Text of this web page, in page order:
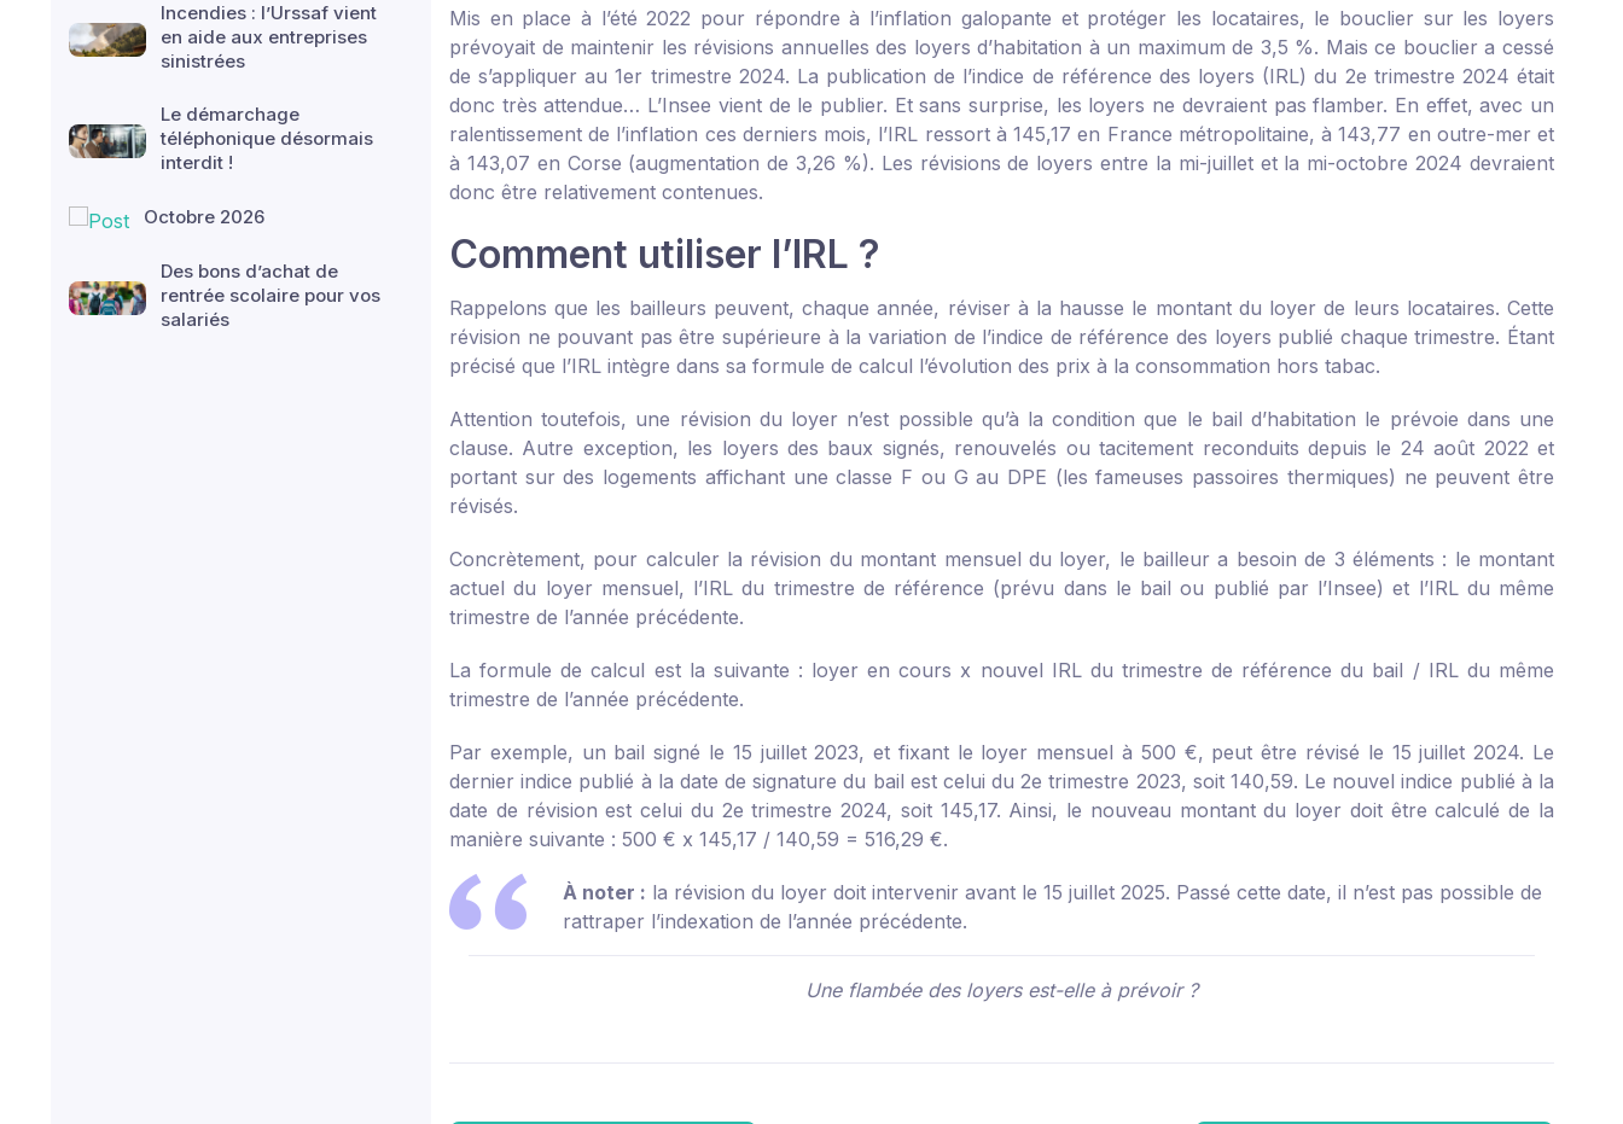
Incendies : l’Urssaf vient
en aide aux entreprises
sinistrées
Le démarchage
téléphonique désormais
interdit !
Octobre 2026
Des bons d’achat de
rentrée scolaire pour vos
salariés
Mis en place à l’été 2022 pour répondre à l’inflation galopante et protéger les locataires, le bouclier sur les loyers
prévoyait de maintenir les révisions annuelles des loyers d’habitation à un maximum de 3,5 %. Mais ce bouclier a cessé
de s’appliquer au 1er trimestre 2024. La publication de l’indice de référence des loyers (IRL) du 2e trimestre 2024 était
donc très attendue… L’Insee vient de le publier. Et sans surprise, les loyers ne devraient pas flamber. En effet, avec un
ralentissement de l’inflation ces derniers mois, l’IRL ressort à 145,17 en France métropolitaine, à 143,77 en outre-mer et
à 143,07 en Corse (augmentation de 3,26 %). Les révisions de loyers entre la mi-juillet et la mi-octobre 2024 devraient
donc être relativement contenues.
Comment utiliser l’IRL ?
Rappelons que les bailleurs peuvent, chaque année, réviser à la hausse le montant du loyer de leurs locataires. Cette
révision ne pouvant pas être supérieure à la variation de l’indice de référence des loyers publié chaque trimestre. Étant
précisé que l’IRL intègre dans sa formule de calcul l’évolution des prix à la consommation hors tabac.
Attention toutefois, une révision du loyer n’est possible qu’à la condition que le bail d’habitation le prévoie dans une
clause. Autre exception, les loyers des baux signés, renouvelés ou tacitement reconduits depuis le 24 août 2022 et
portant sur des logements affichant une classe F ou G au DPE (les fameuses passoires thermiques) ne peuvent être
révisés.
Concrètement, pour calculer la révision du montant mensuel du loyer, le bailleur a besoin de 3 éléments : le montant
actuel du loyer mensuel, l’IRL du trimestre de référence (prévu dans le bail ou publié par l’Insee) et l’IRL du même
trimestre de l’année précédente.
La formule de calcul est la suivante : loyer en cours x nouvel IRL du trimestre de référence du bail / IRL du même
trimestre de l’année précédente.
Par exemple, un bail signé le 15 juillet 2023, et fixant le loyer mensuel à 500 €, peut être révisé le 15 juillet 2024. Le
dernier indice publié à la date de signature du bail est celui du 2e trimestre 2023, soit 140,59. Le nouvel indice publié à la
date de révision est celui du 2e trimestre 2024, soit 145,17. Ainsi, le nouveau montant du loyer doit être calculé de la
manière suivante : 500 € x 145,17 / 140,59 = 516,29 €.
À noter : la révision du loyer doit intervenir avant le 15 juillet 2025. Passé cette date, il n’est pas possible de
rattraper l’indexation de l’année précédente.
Une flambée des loyers est-elle à prévoir ?